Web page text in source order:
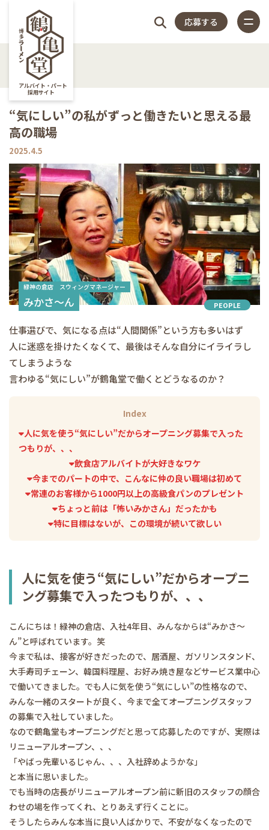
アルバイト・パート
採用サイト
福利厚生
特集記事
店舗一覧
よくある質問
応募する
4つの
こだ
わり
事
内
容
アンケー
ト
長
紹
介
利
厚
生
集
記
事
舗
一
覧
ある
質問
“気にしい”の私がずっと働きたいと思える最
高の職場
2025.4.5
PEOPLE
緑神の倉店 スウィングマネージャー
みかさ～ん
仕事選びで、気になる点は“人間関係”という方も多いはず
人に迷惑を掛けたくなくて、最後はそんな自分にイライラし
てしまうような
言わゆる“気にしい”が鶴亀堂で働くとどうなるのか？
Index
人に気を使う“気にしい”だからオープニング募集で入った
つもりが、、、
飲食店アルバイトが大好きなワケ
今までのパートの中で、こんなに仲の良い職場は初めて
常連のお客様から1000円以上の高級食パンのプレゼント
ちょっと前は「怖いみかさん」だったかも
特に目標はないが、この環境が続いて欲しい
人に気を使う“気にしい”だからオープニ
ング募集で入ったつもりが、、、
こんにちは！緑神の倉店、入社4年目、みんなからは“みかさ～
ん”と呼ばれています。笑
今まで私は、接客が好きだったので、居酒屋、ガソリンスタンド、
大手寿司チェーン、韓国料理屋、お好み焼き屋などサービス業中心
で働いてきました。でも人に気を使う“気にしい”の性格なので、
みんな一緒のスタートが良く、今まで全てオープニングスタッフ
の募集で入社していました。
なので鶴亀堂もオープニングだと思って応募したのですが、実際は
リニューアルオープン、、、
「やばっ先輩いるじゃん、、、入社辞めようかな」
と本当に思いました。
でも当時の店長がリニューアルオープン前に新旧のスタッフの顔合
わせの場を作ってくれ、とりあえず行くことに。
そうしたらみんな本当に良い人ばかりで、不安がなくなったので